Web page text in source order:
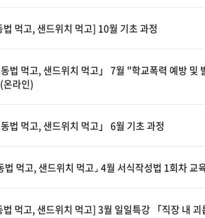
법 먹고, 샌드위치 먹고] 10월 기초 과정
동법 먹고, 샌드위치 먹고」 7월 "학교폭력 예방 및
온라인)
동법 먹고, 샌드위치 먹고」 6월 기초 과정
법 먹고, 샌드위치 먹고⌟ 4월 서식작성법 1회차 교
법 먹고, 샌드위치 먹고] 3월 일일특강 「직장 내